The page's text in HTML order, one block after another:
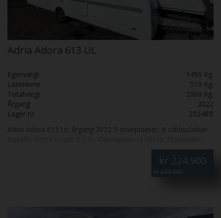
Adria Adora 613 UL
Egenvægt
1490 Kg.
Lasteevne
510 Kg.
Totalvægt
2000 Kg.
Årgang
2022
Lager nr.
25248B
Adria Adora 613 UL årgang 2022 5 sovepladser, 6 siddepladser
Serviceklap, Rundsiddegruppe, 2 enkeltsenge med udtræk,
Varmt vand, Stort køleskab, Gulvvarme, Gasvarmeovn med
blæser, Gulvvarme på toilettet, Kanon fastliggervogn med
kr 224.900
kr 229.900